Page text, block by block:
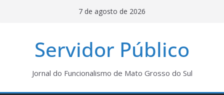
7 de agosto de 2026
Servidor Público
Jornal do Funcionalismo de Mato Grosso do Sul